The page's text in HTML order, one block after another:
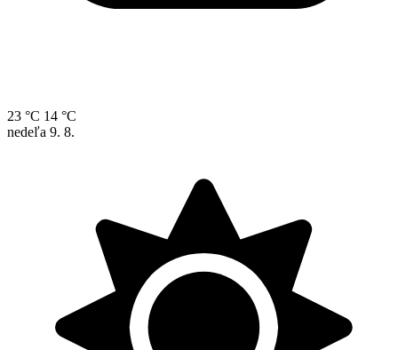
23 °C 14 °C
nedeľa 9. 8.